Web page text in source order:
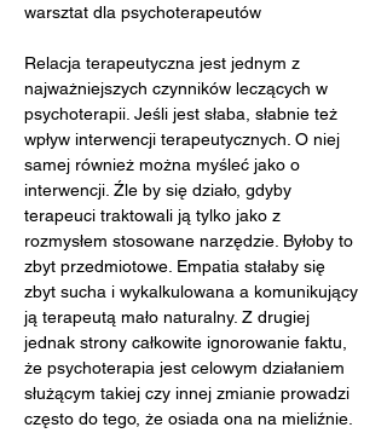
warsztat dla psychoterapeutów
Relacja terapeutyczna jest jednym z
najważniejszych czynników leczących w
psychoterapii. Jeśli jest słaba, słabnie też
wpływ interwencji terapeutycznych. O niej
samej również można myśleć jako o
interwencji. Źle by się działo, gdyby
terapeuci traktowali ją tylko jako z
rozmysłem stosowane narzędzie. Byłoby to
zbyt przedmiotowe. Empatia stałaby się
zbyt sucha i wykalkulowana a komunikujący
ją terapeutą mało naturalny. Z drugiej
jednak strony całkowite ignorowanie faktu,
że psychoterapia jest celowym działaniem
służącym takiej czy innej zmianie prowadzi
często do tego, że osiada ona na mieliźnie.